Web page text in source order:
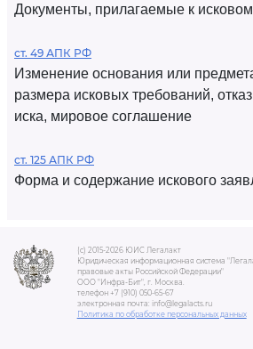
Документы, прилагаемые к
ст. 49 АПК РФ
Изменение основания или
размера исковых требований,
иска, мировое соглашение
ст. 125 АПК РФ
Форма и содержание искового
(c) 2015-2026 ЮИС Легалакт
Юридическая информационная система
правовые акты Российской Федерации"
ООО "Инфра-Бит", г. Москва.
телефон +7 (910) 050-65-67
электронная почта: info@legalacts.ru
Политика по обработке персональных данных